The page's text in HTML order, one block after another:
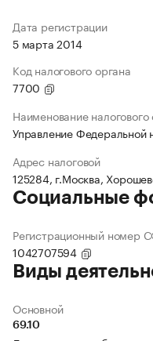
Дата регистрации
5 марта 2014
Код налогового органа
7700
Наименование налогового
Управление Федеральной
Адрес налоговой
125284, г.Москва,
Социальные
Регистрационный номер
1042707594
Виды
Основной
69.10